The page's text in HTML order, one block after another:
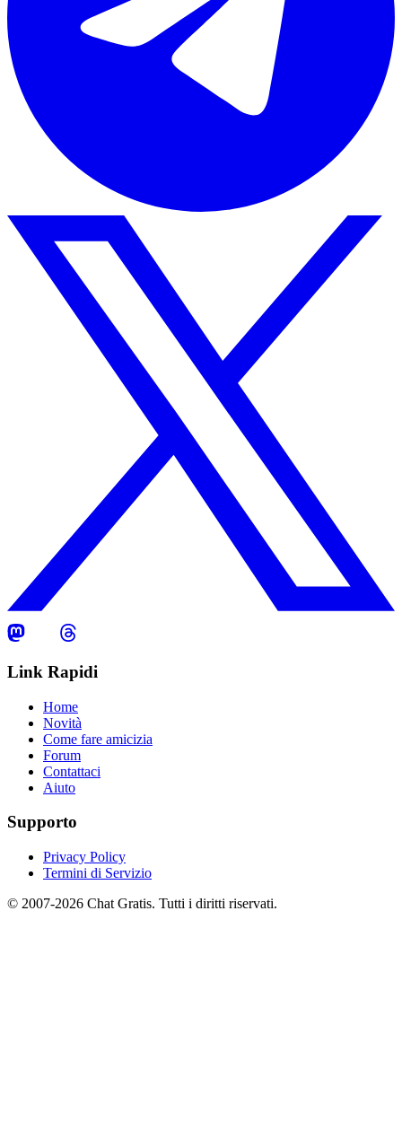
Link Rapidi
Home
Novità
Come fare amicizia
Forum
Contattaci
Aiuto
Supporto
Privacy Policy
Termini di Servizio
© 2007-2026 Chat Gratis. Tutti i diritti riservati.